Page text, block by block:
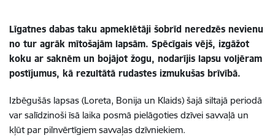
Līgatnes dabas taku apmeklētāji šobrīd neredzēs nevienu
no tur agrāk mītošajām lapsām. Spēcīgais vējš, izgāžot
koku ar saknēm un bojājot žogu, nodarījis lapsu voljēram
postījumus, kā rezultātā rudastes izmukušas brīvībā.
Izbēgušās lapsas (Loreta, Bonija un Klaids) šajā siltajā periodā
var salīdzinoši īsā laika posmā pielāgoties dzīvei savvaļā un
kļūt par pilnvērtīgiem savvaļas dzīvniekiem.